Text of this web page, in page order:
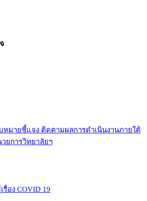
หมายชี้แจง ติดตามผลการดำเนินงานภายใต้
ยการวิทยาลัยฯ
รื่อง COVID 19